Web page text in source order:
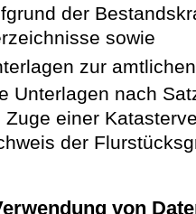
der
sowie
zur
Unterlagen nach
Zuge einer
der
von